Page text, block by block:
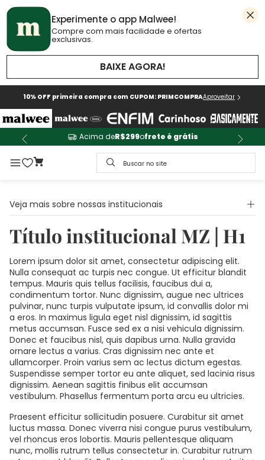
Experimente o app Malwee!
Compre com mais facilidade e ofertas
exclusivas.
BAIXE AGORA!
10% OFF primeira compra com CUPOM: PRIMCOMPRAAproveitar
Acima deR$299ofrete é grátis
Buscar no site
Veja mais sobre nossas institucionais
Título institucional MZ | H1
Lorem ipsum dolor sit amet, consectetur adipiscing elit.
Nulla consequat ac turpis nec congue. Ut efficitur blandit
tempus. Mauris quis tellus facilisis, faucibus dui a,
condimentum tortor. Nunc dignissim, augue nec ultrices
pulvinar, nunc turpis vulputate ipsum, id convallis dolor mi
a eros. In maximus ligula eget nisl dignissim, id sagittis
metus accumsan. Fusce sed ex a nisi vehicula dignissim.
Donec et faucibus nisl, quis dapibus urna. Nulla gravida
ornare lectus a varius. Cras dignissim nec ante et
ullamcorper. Proin varius sem ac lectus dictum egestas.
Suspendisse semper tortor eu ante aliquet, sed lacinia risus
dignissim. Aenean sagittis finibus elit accumsan
vestibulum. Phasellus fermentum porta arcu eu ultricies.
Praesent efficitur sollicitudin posuere. Curabitur sit amet
luctus massa. Donec viverra nisi congue purus vestibulum,
vel rhoncus eros lobortis. Mauris pellentesque aliquam
nunc, mollis rutrum tellus consectetur in. Curabitur rutrum